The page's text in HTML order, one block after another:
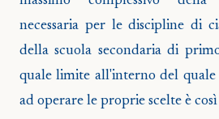
necessaria per le discipline di
della scuola secondaria di
quale limite all'interno del
ad operare le proprie scelte è